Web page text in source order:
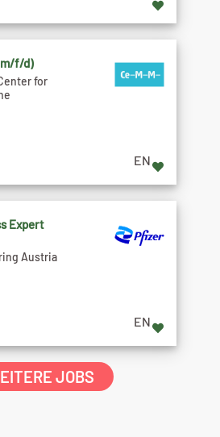
f/d)
for
EN
Expert
Austria
EN
JOBS